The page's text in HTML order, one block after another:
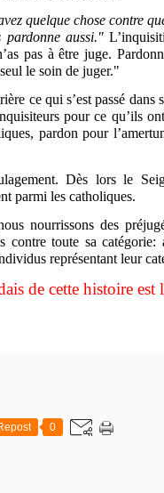
quelque chose contre
pardonne aussi."
pas à être juge.
le soin de juger."
ce qui s’est passé
pour ce qu’ils
pardon pour
Dès lors le
parmi les catholiques.
nourrissons des
contre toute sa
représentant leur
de cette histoire est
0